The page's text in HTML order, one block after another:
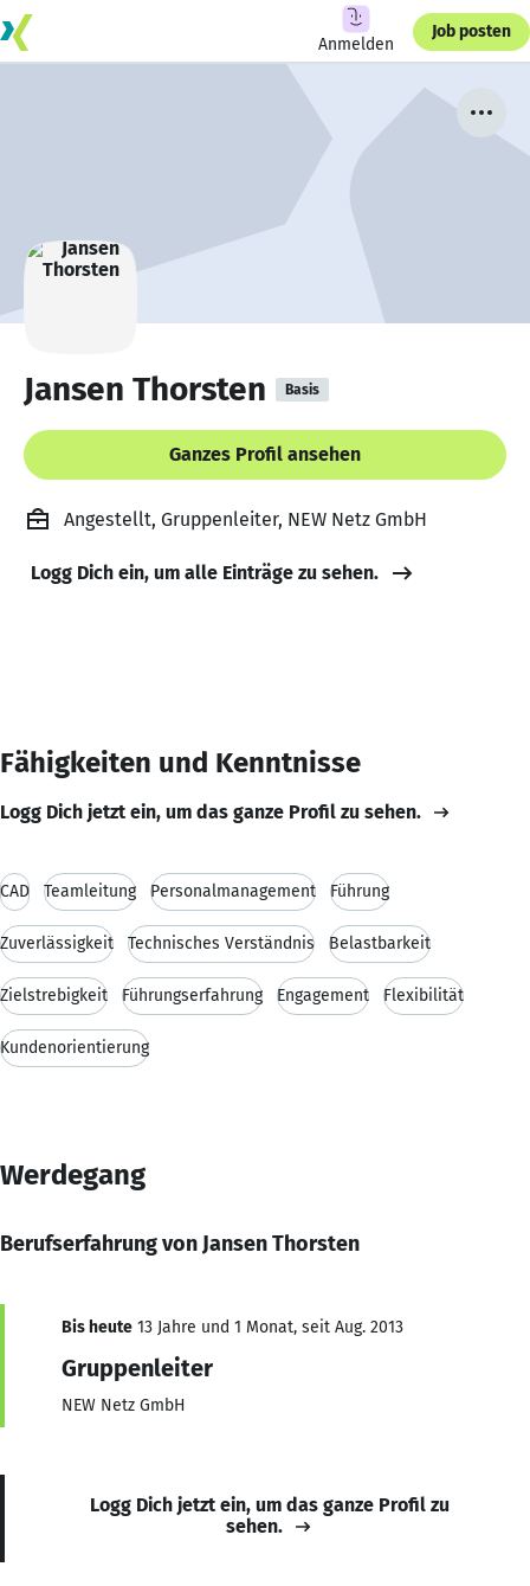
Anmelden
Job posten
Jansen Thorsten Basis
Ganzes Profil ansehen
Angestellt, Gruppenleiter, NEW Netz GmbH
Logg Dich ein, um alle Einträge zu sehen.
Fähigkeiten und Kenntnisse
Logg Dich jetzt ein, um das ganze Profil zu sehen.
CAD Teamleitung Personalmanagement Führung
Zuverlässigkeit Technisches Verständnis Belastbarkeit
Zielstrebigkeit Führungserfahrung Engagement Flexibilität
Kundenorientierung
Werdegang
Berufserfahrung von Jansen Thorsten
Bis heute 13 Jahre und 1 Monat, seit Aug. 2013
Gruppenleiter
NEW Netz GmbH
Logg Dich jetzt ein, um das ganze Profil zu
sehen.